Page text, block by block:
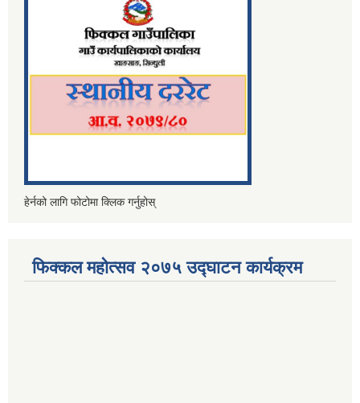
हेर्नको लागि फोटोमा क्लिक गर्नुहोस्
फिक्कल महोत्सव २०७५ उद्घाटन कार्यक्रम